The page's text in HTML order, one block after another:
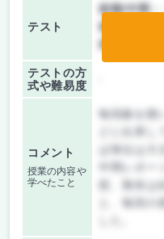
テスト
前期/中間：
後期/期末：
テストの方
式や難易度
コメント
授業の内容や
学べたこと
毎回曲を聴
どに出席
と、毎回